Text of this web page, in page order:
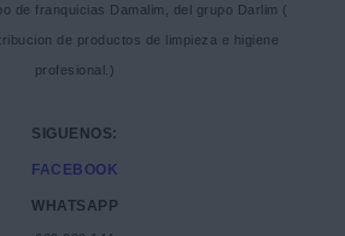
de franquicias Damalim, del grupo Darlim (
de productos de limpieza e higiene
profesional.)
SIGUENOS:
FACEBOOK
WHATSAPP